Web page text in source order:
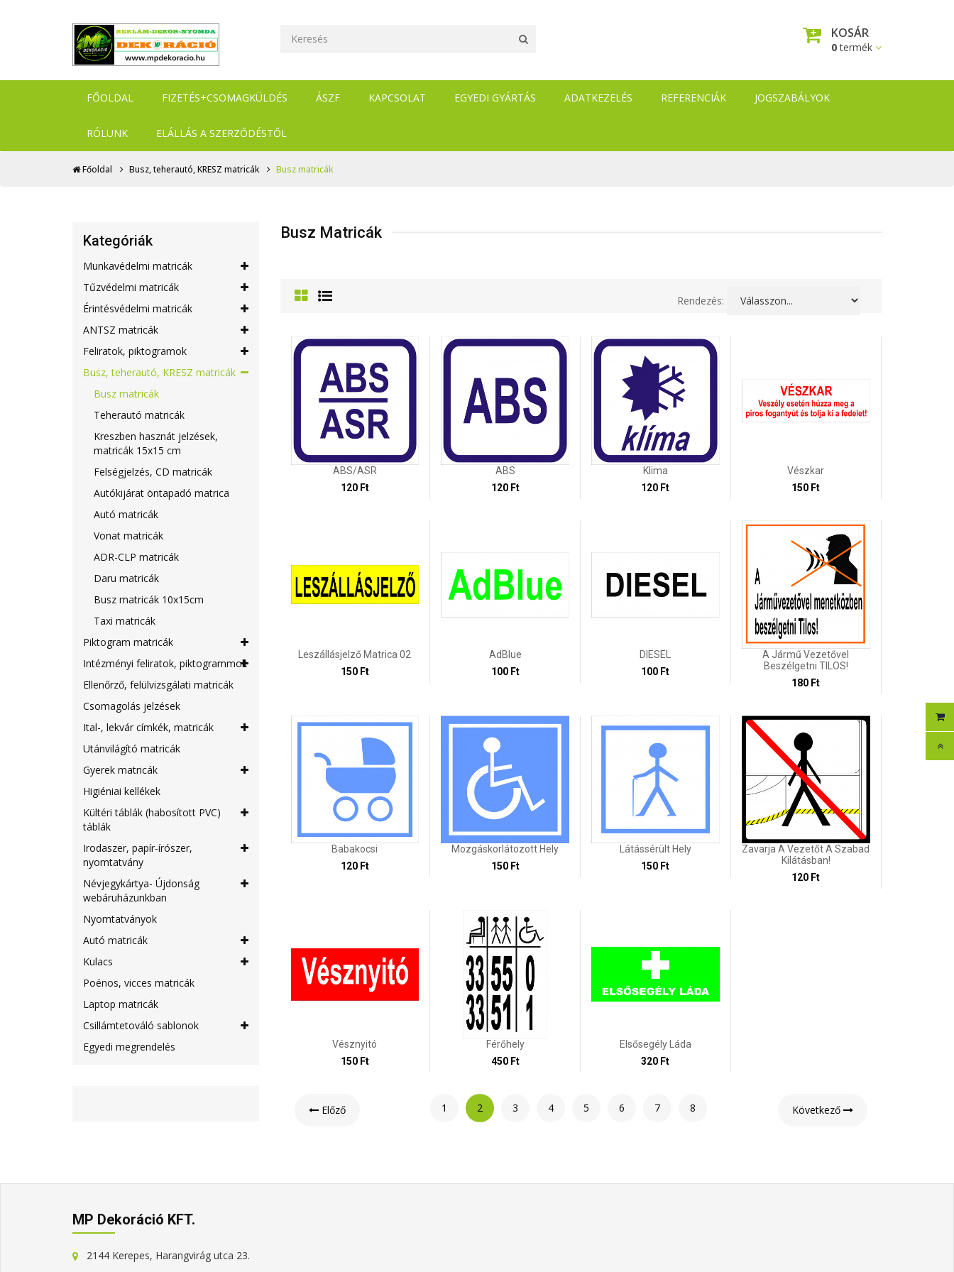
KOSÁR
0termék
FŐOLDAL FIZETÉS+CSOMAGKÜLDÉS ÁSZF KAPCSOLAT EGYEDI GYÁRTÁS ADATKEZELÉS REFERENCIÁK JOGSZABÁLYOK
RÓLUNK ELÁLLÁS A SZERZŐDÉSTŐL
Főoldal Busz, teherautó, KRESZ matricák Busz matricák
Kategóriák
Munkavédelmi matricák
Tűzvédelmi matricák
Érintésvédelmi matricák
ANTSZ matricák
Feliratok, piktogramok
Busz, teherautó, KRESZ matricák
Busz matricák
Teherautó matricák
Kreszben hasznát jelzések,
matricák 15x15 cm
Felségjelzés, CD matricák
Autókijárat öntapadó matrica
Autó matricák
Vonat matricák
ADR-CLP matricák
Daru matricák
Busz matricák 10x15cm
Taxi matricák
Piktogram matricák
Intézményi feliratok, piktogrammok
Ellenőrző, felülvizsgálati matricák
Csomagolás jelzések
Ital-, lekvár címkék, matricák
Utánvilágító matricák
Gyerek matricák
Higiéniai kellékek
Kültéri táblák (habosított PVC)
táblák
Irodaszer, papír-írószer,
nyomtatvány
Névjegykártya- Újdonság
webáruházunkban
Nyomtatványok
Autó matricák
Kulacs
Poénos, vicces matricák
Laptop matricák
Csillámtetováló sablonok
Egyedi megrendelés
Busz Matricák
Rendezés:
ABS/ASR
120 Ft
ABS
120 Ft
Klima
120 Ft
Vészkar
150 Ft
Leszállásjelző Matrica 02
150 Ft
AdBlue
100 Ft
DIESEL
100 Ft
A Jármű Vezetővel
Beszélgetni TILOS!
180 Ft
Babakocsi
120 Ft
Mozgáskorlátozott Hely
150 Ft
Látássérült Hely
150 Ft
Zavarja A Vezetőt A Szabad
Kilátásban!
120 Ft
Vésznyitó
150 Ft
Férőhely
450 Ft
Elsősegély Láda
320 Ft
Előző 1 2 3 4 5 6 7 8 Következő
MP Dekoráció KFT.
2144 Kerepes, Harangvirág utca 23.